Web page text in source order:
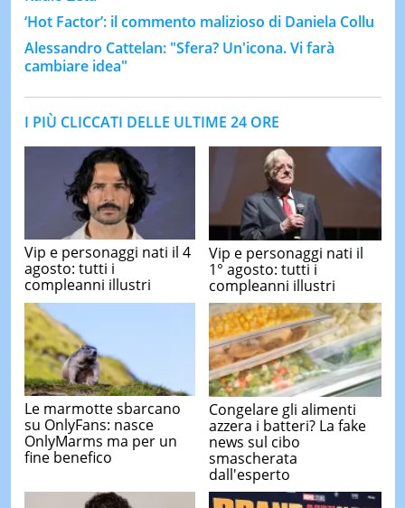
‘Hot Factor’: il commento malizioso di Daniela Collu
Alessandro Cattelan: "Sfera? Un'icona. Vi farà
cambiare idea"
I PIÙ CLICCATI DELLE ULTIME 24 ORE
Vip e personaggi nati il 4
agosto: tutti i
compleanni illustri
Vip e personaggi nati il
1° agosto: tutti i
compleanni illustri
Le marmotte sbarcano
su OnlyFans: nasce
OnlyMarms ma per un
fine benefico
Congelare gli alimenti
azzera i batteri? La fake
news sul cibo
smascherata
dall'esperto